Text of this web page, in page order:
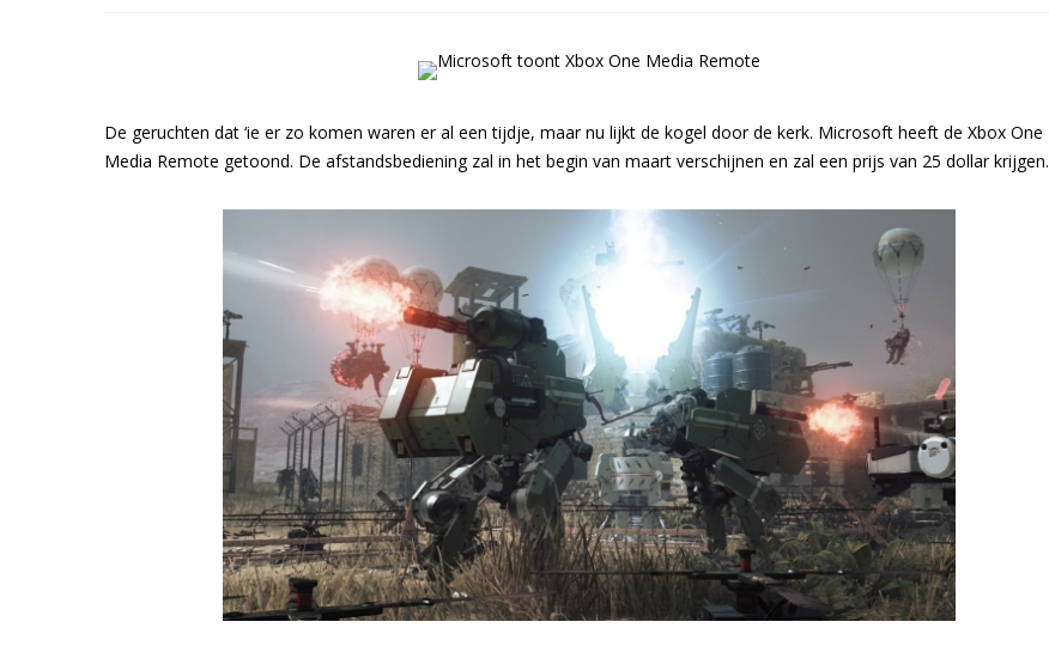
De geruchten dat ‘ie er zo komen waren er al een tijdje, maar nu lijkt de kogel door de kerk. Microsoft heeft de Xbox One
Media Remote getoond. De afstandsbediening zal in het begin van maart verschijnen en zal een prijs van 25 dollar krijgen.